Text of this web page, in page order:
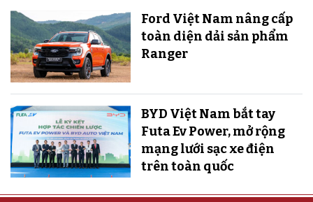
Ford Việt Nam nâng cấp
toàn diện dải sản phẩm
Ranger
BYD Việt Nam bắt tay
Futa Ev Power, mở rộng
mạng lưới sạc xe điện
trên toàn quốc